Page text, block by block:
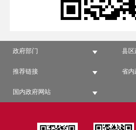
政府部门 县区
推荐链接 省内
国内政府网站